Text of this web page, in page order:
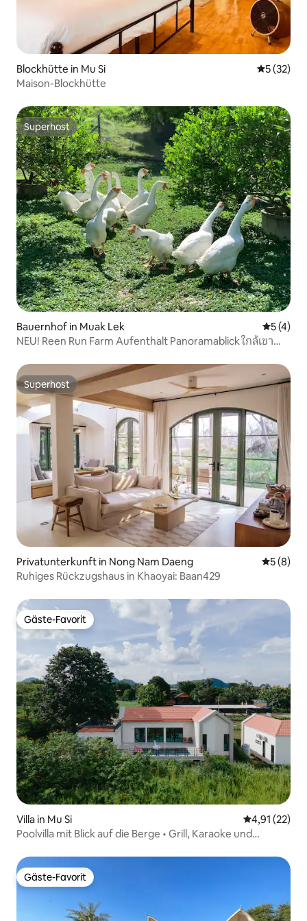
Blockhütte in Mu Si
5 (32)
Maison-Blockhütte
Superhost
Superhost
Bauernhof in Muak Lek
5 (4)
NEU! Reen Run Farm Aufenthalt Panoramablick ใกล้เขา
Superhost
Superhost
Privatunterkunft in Nong Nam Daeng
5 (8)
Ruhiges Rückzugshaus in Khaoyai: Baan429
Gäste-Favorit
Gäste-Favorit
Villa in Mu Si
4,91 (22)
Poolvilla mit Blick auf die Berge • Grill, Karaoke und
Gäste-Favorit
Gäste-Favorit